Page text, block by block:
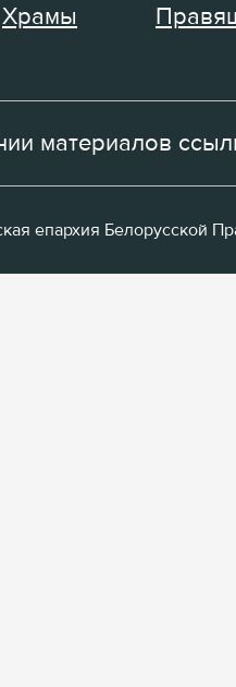
Храмы
материалов
епархия Белорусской